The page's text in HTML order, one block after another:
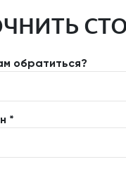
обратиться?
*